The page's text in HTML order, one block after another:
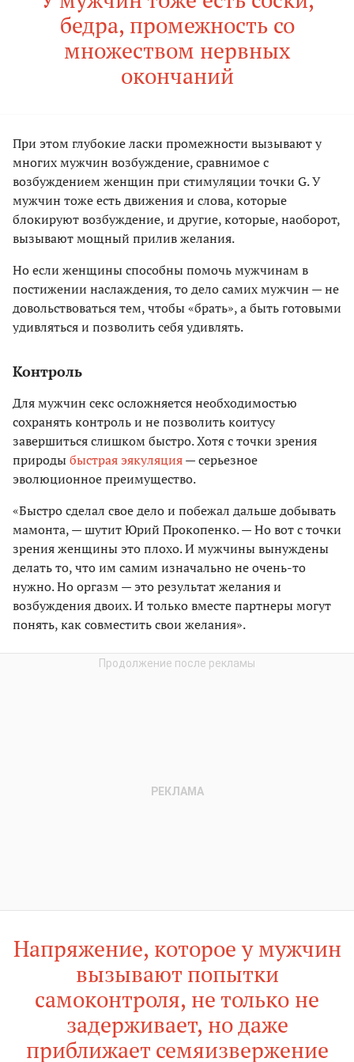
бедра, промежность со
множеством нервных
окончаний
При этом глубокие ласки промежности вызывают у
многих мужчин возбуждение, сравнимое с
возбуждением женщин при стимуляции точки G. У
мужчин тоже есть движения и слова, которые
блокируют возбуждение, и другие, которые, наоборот,
вызывают мощный прилив желания.
Но если женщины способны помочь мужчинам в
постижении наслаждения, то дело самих мужчин — не
довольствоваться тем, чтобы «брать», а быть готовыми
удивляться и позволить себя удивлять.
Контроль
Для мужчин секс осложняется необходимостью
сохранять контроль и не позволить коитусу
завершиться слишком быстро. Хотя с точки зрения
природыбыстрая эякуляция— серьезное
эволюционное преимущество.
«Быстро сделал свое дело и побежал дальше добывать
мамонта, — шутит Юрий Прокопенко. — Но вот с точки
зрения женщины это плохо. И мужчины вынуждены
делать то, что им самим изначально не очень-то
нужно. Но оргазм — это результат желания и
возбуждения двоих. И только вместе партнеры могут
понять, как совместить свои желания».
Напряжение, которое у мужчин
вызывают попытки
самоконтроля, не только не
задерживает, но даже
приближает семяизвержение